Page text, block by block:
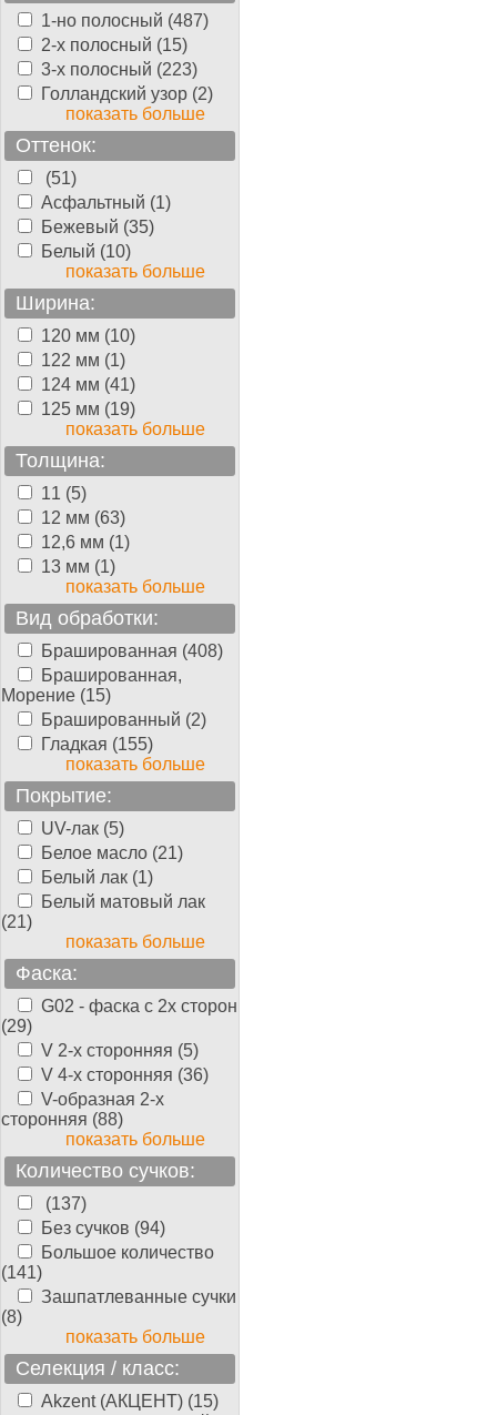
1-но полосный (487)
2-х полосный (15)
3-х полосный (223)
Голландский узор (2)
показать больше
Оттенок:
(51)
Асфальтный (1)
Бежевый (35)
Белый (10)
показать больше
Ширина:
120 мм (10)
122 мм (1)
124 мм (41)
125 мм (19)
показать больше
Толщина:
11 (5)
12 мм (63)
12,6 мм (1)
13 мм (1)
показать больше
Вид обработки:
Брашированная (408)
Брашированная,
Морение (15)
Брашированный (2)
Гладкая (155)
показать больше
Покрытие:
UV-лак (5)
Белое масло (21)
Белый лак (1)
Белый матовый лак
(21)
показать больше
Фаска:
G02 - фаска с 2х сторон
(29)
V 2-х сторонняя (5)
V 4-х сторонняя (36)
V-образная 2-х
сторонняя (88)
показать больше
Количество сучков:
(137)
Без сучков (94)
Большое количество
(141)
Зашпатлеванные сучки
(8)
показать больше
Селекция / класс:
Akzent (АКЦЕНТ) (15)